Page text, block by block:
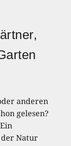
anderen
gelesen?
Natur